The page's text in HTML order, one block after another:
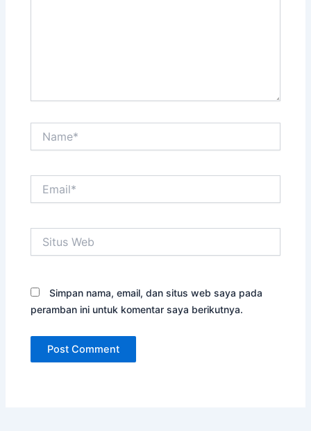
Web
Simpan nama, email, dan situs web saya pada
peramban ini untuk komentar saya berikutnya.